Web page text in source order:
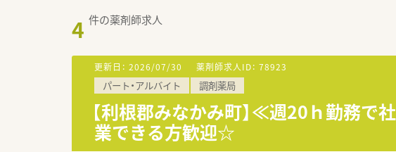
4 件の薬剤師求人
更新日： 2026/07/30 薬剤師求人ID： 78923
パート・アルバイト 調剤薬局
【利根郡みなかみ町】≪週20ｈ勤務
業できる方歓迎☆